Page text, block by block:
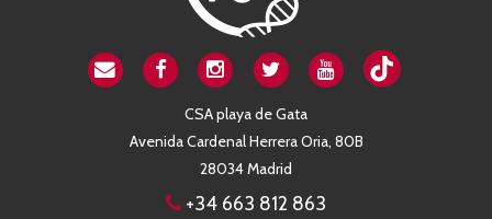
CSA playa de Gata
Avenida Cardenal Herrera Oria, 80B
28034 Madrid
+34 663 812 863